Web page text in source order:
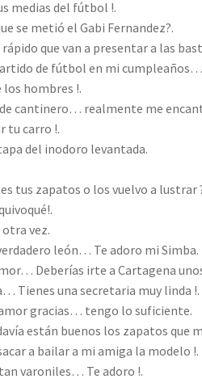
medias del fútbol !.
se metió el Gabi Fernandez?.
que van a presentar a las
de fútbol en mi
los hombres !.
cantinero… realmente me
tu carro !.
del inodoro levantada.
tus zapatos o los vuelvo a lustrar
vez.
león… Te adoro mi Simba.
Deberías irte a Cartagena
Tienes una secretaria muy linda !.
gracias… tengo lo suficiente.
están buenos los zapatos que
a bailar a mi amiga la modelo !.
varoniles… Te adoro !.